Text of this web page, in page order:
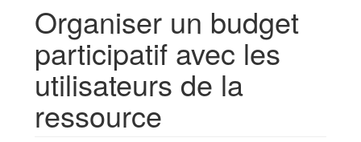
Organiser un budget
participatif avec les
utilisateurs de la
ressource